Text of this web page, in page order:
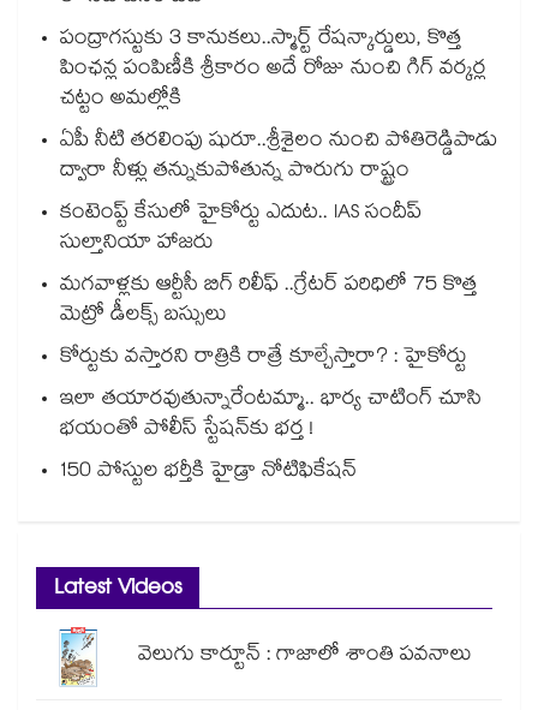
పంద్రాగస్టుకు 3 కానుకలు..స్మార్ట్ రేషన్కార్డులు, కొత్త
పింఛన్ల పంపిణీకి శ్రీకారం అదే రోజు నుంచి గిగ్ వర్కర్ల
చట్టం అమల్లోకి
ఏపీ నీటి తరలింపు షురూ..శ్రీశైలం నుంచి పోతిరెడ్డిపాడు
ద్వారా నీళ్లు తన్నుకుపోతున్న పొరుగు రాష్ట్రం
కంటెంప్ట్ కేసులో హైకోర్టు ఎదుట.. IAS సందీప్
సుల్తానియా హాజరు
మగవాళ్లకు ఆర్టీసీ బిగ్ రిలీఫ్ ..గ్రేటర్ పరిధిలో 75 కొత్త
మెట్రో డీలక్స్ బస్సులు
కోర్టుకు వస్తారని రాత్రికి రాత్రే కూల్చేస్తారా? : హైకోర్టు
ఇలా తయారవుతున్నారేంటమ్మా.. భార్య చాటింగ్ చూసి
భయంతో పోలీస్ స్టేషన్⁫కు భర్త !
150 పోస్టుల భర్తీకి హైడ్రా నోటిఫికేషన్
Latest Videos
వెలుగు కార్టూన్ : గాజాలో శాంతి పవనాలు